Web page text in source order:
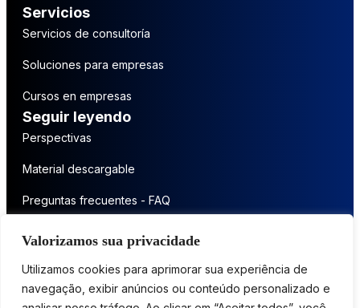
Valorizamos sua privacidade
Utilizamos cookies para aprimorar sua experiência de
navegação, exibir anúncios ou conteúdo personalizado e
Servicios
Servicios de consultoría
Soluciones para empresas
Cursos en empresas
Seguir leyendo
Perspectivas
Material descargable
Preguntas frecuentes - FAQ
Póngase en contacto con nosotros